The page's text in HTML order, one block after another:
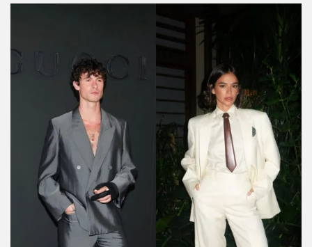
El triángulo amoroso de Paul Mescal, Gracie
Abrams y Phoebe Bridgers
Manuela Cosío